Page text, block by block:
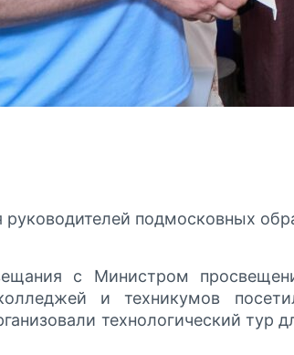
подмосковных
с Министром
и техникумов
технологический тур